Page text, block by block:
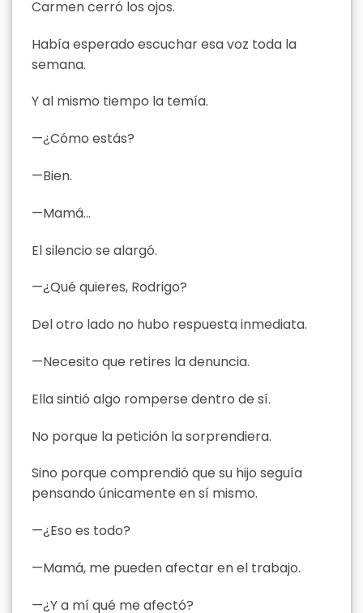
Carmen cerró los ojos.
Había esperado escuchar esa voz toda la
semana.
Y al mismo tiempo la temía.
—¿Cómo estás?
—Bien.
—Mamá…
El silencio se alargó.
—¿Qué quieres, Rodrigo?
Del otro lado no hubo respuesta inmediata.
—Necesito que retires la denuncia.
Ella sintió algo romperse dentro de sí.
No porque la petición la sorprendiera.
Sino porque comprendió que su hijo seguía
pensando únicamente en sí mismo.
—¿Eso es todo?
—Mamá, me pueden afectar en el trabajo.
—¿Y a mí qué me afectó?